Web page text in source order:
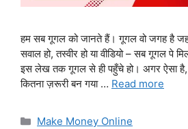
हम सब गूगल को जानते हैं। गूगल वो जगह है
सवाल हो, तस्वीर हो या वीडियो – सब गूगल पे
इस लेख तक गूगल से ही पहुँचे हो। अगर ऐसा है,
कितना ज़रूरी बन गया … Read more
Categories
Make Money Online